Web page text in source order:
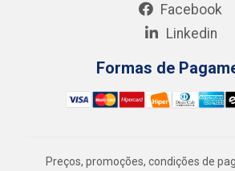
Facebook
Linkedin
Formas de
Preços, promoções, condições de